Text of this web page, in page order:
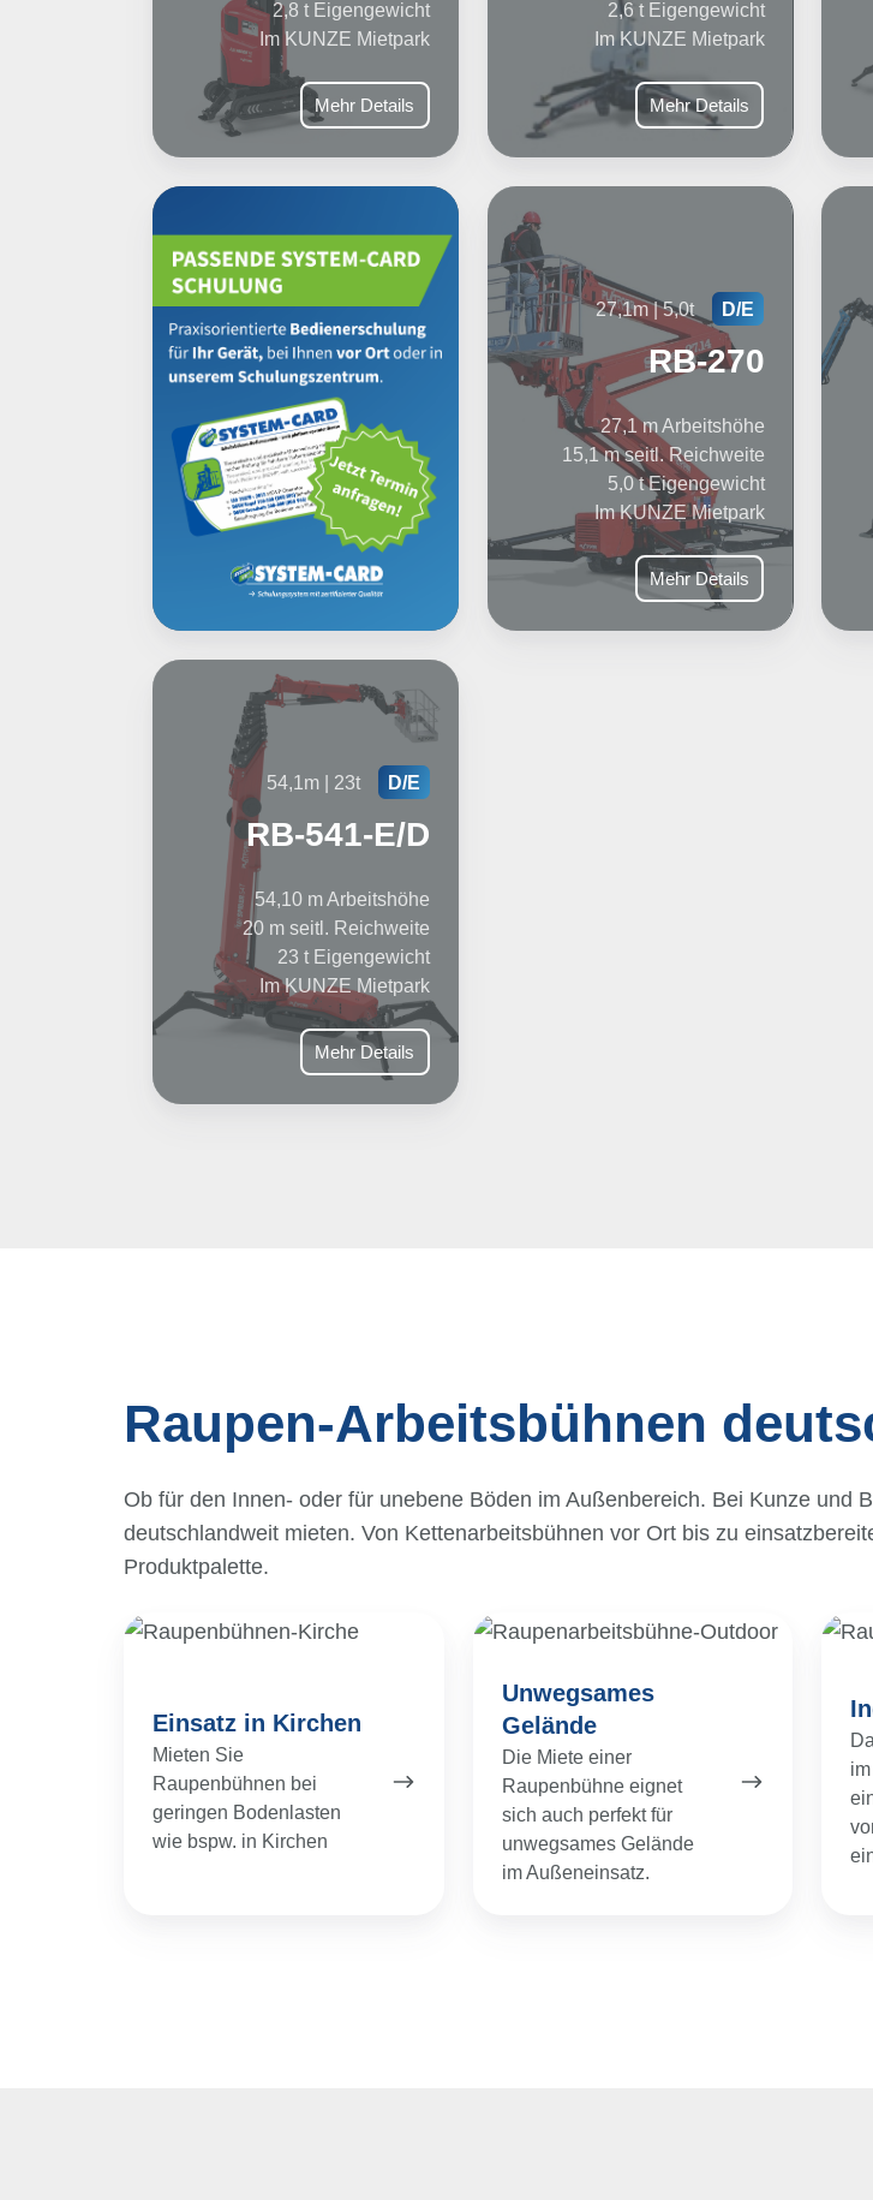
2,8 t Eigengewicht
Im KUNZE Mietpark
Mehr Details
2,6 t Eigengewicht
Im KUNZE Mietpark
Mehr Details
D/E
27,1m | 5,0t
RB-270
27,1 m Arbeitshöhe
15,1 m seitl. Reichweite
5,0 t Eigengewicht
Im KUNZE Mietpark
Mehr Details
D/E
54,1m | 23t
RB-541-E/D
54,10 m Arbeitshöhe
20 m seitl. Reichweite
23 t Eigengewicht
Im KUNZE Mietpark
Mehr Details
Raupen-Arbeitsbühnen
Ob für den Innen- oder für unebene Böden im Außenbereich. Bei Kunze und
deutschlandweit mieten. Von Kettenarbeitsbühnen vor Ort bis zu
Produktpalette.
Einsatz in Kirchen
Mieten Sie
Raupenbühnen bei
geringen Bodenlasten
wie bspw. in Kirchen
Einsatz
Unwegsames
Gelände
Die Miete einer
Raupenbühne eignet
sich auch perfekt für
unwegsames Gelände
im Außeneinsatz.
Unwegsames